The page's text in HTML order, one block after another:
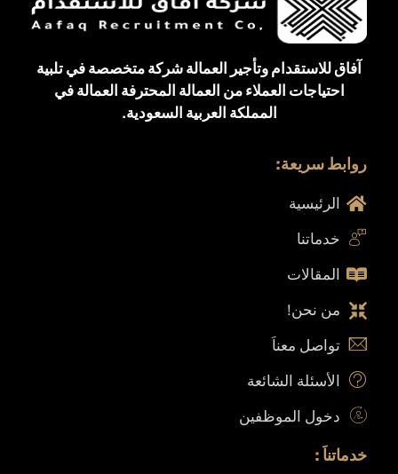
آفاق للاستقدام وتأجير العمالة شركة متخصصة في تلبية
احتياجات العملاء من العمالة المحترفة العمالة في
المملكة العربية السعودية.
روابط سريعة:
الرئيسية
خدماتنا
المقالات
من نحن!
تواصل معناَ
الأسئلة الشائعة
دخول الموظفين
خدماتناَ :